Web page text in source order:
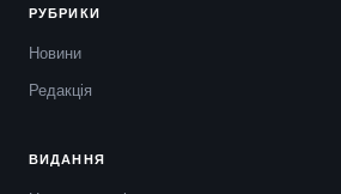
РУБРИКИ
Новини
Редакція
ВИДАННЯ